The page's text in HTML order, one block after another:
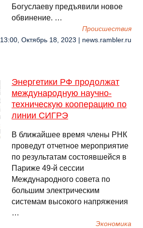
Богуслаеву предъявили новое
обвинение. …
Происшествия
13:00, Октябрь 18, 2023 | news.rambler.ru
Энергетики РФ продолжат
международную научно-
техническую кооперацию по
линии СИГРЭ
В ближайшее время члены РНК
проведут отчетное мероприятие
по результатам состоявшейся в
Париже 49-й сессии
Международного совета по
большим электрическим
системам высокого напряжения
…
Экономика